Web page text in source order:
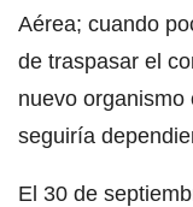
Aérea; cuando
de traspasar el
nuevo organismo
seguiría
El 30 de